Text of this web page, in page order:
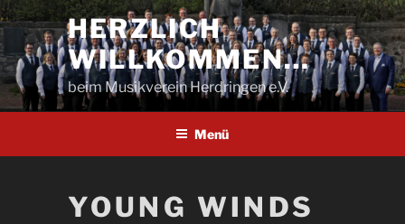
Zum
Inhalt
springen
HERZLICH
WILLKOMMEN…
beim Musikverein Herdringen e.V.
Menü
YOUNG WINDS